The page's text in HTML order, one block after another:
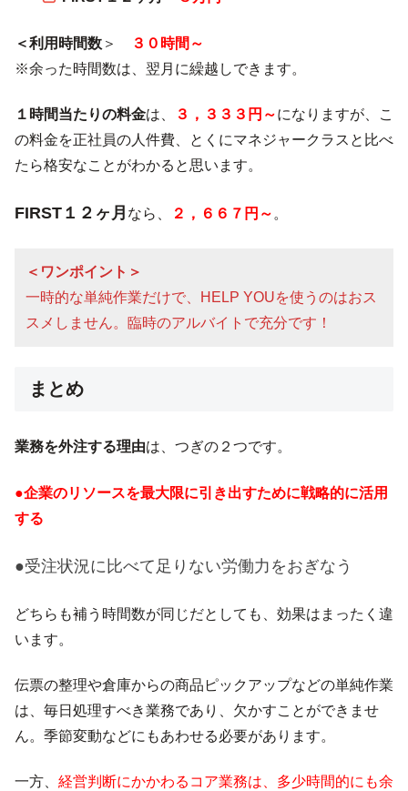
＜利用時間数 ＞
３０時間～
※余った時間数は、翌月に繰越しできます。
１時間当たりの料金は、 ３，３３３円～になりますが、こ
の料金を正社員の人件費、とくにマネジャークラスと比べ
たら格安なことがわかると思います。
FIRST１２ヶ月 なら、 ２，６６７円～。
＜ワンポイント＞
一時的な単純作業だけで、HELP YOUを使うのはおス
スメしません。臨時のアルバイトで充分です！
まとめ
業務を外注する理由は、つぎの２つです。
●企業のリソースを最大限に引き出すために戦略的に活用
する
●受注状況に比べて足りない労働力をおぎなう
どちらも補う時間数が同じだとしても、効果はまったく違
います。
伝票の整理や倉庫からの商品ピックアップなどの単純作業
は、毎日処理すべき業務であり、欠かすことができませ
ん。季節変動などにもあわせる必要があります。
一方、 経営判断にかかわるコア業務は、多少時間的にも余